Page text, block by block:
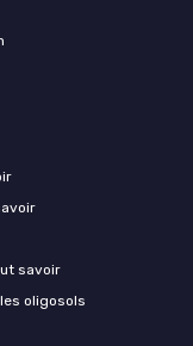
savoir
oligosols